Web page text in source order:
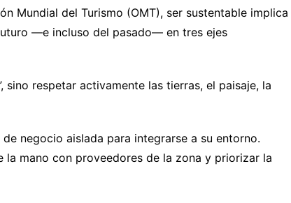
Mundial del Turismo (OMT), ser sustentable implica
—e incluso del pasado— en tres ejes
sino respetar activamente las tierras, el paisaje, la
negocio aislada para integrarse a su entorno.
mano con proveedores de la zona y priorizar la